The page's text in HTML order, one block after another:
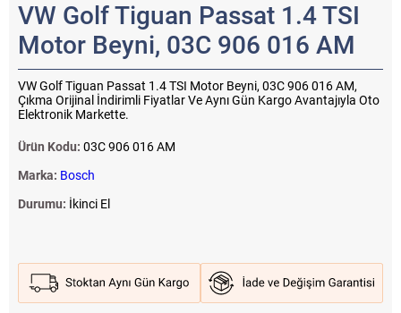
VW Golf Tiguan Passat 1.4 TSI
Motor Beyni, 03C 906 016 AM
VW Golf Tiguan Passat 1.4 TSI Motor Beyni, 03C 906 016 AM,
Çıkma Orijinal İndirimli Fiyatlar Ve Aynı Gün Kargo Avantajıyla Oto
Elektronik Markette.
Ürün Kodu: 03C 906 016 AM
Marka: Bosch
Durumu: İkinci El